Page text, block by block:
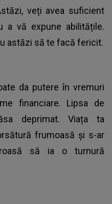
veți avea suficient
a vă expune abilitățile.
astăzi să te facă fericit.
da putere în vremuri
financiare. Lipsa de
deprimat. Viața ta
frumoasă și s-ar
să ia o turnură